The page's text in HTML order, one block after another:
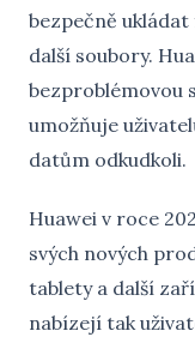
bezpečně
další soubory.
bezproblémovou
umožňuje
datům odkudkoli.
Huawei v roce
svých nových
tablety a další
nabízejí tak